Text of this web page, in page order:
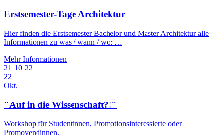
Erstsemester-Tage Architektur
Hier finden die Erstsemester Bachelor und Master Architektur alle
Informationen zu was / wann / wo: …
Mehr Informationen
21-10-22
22
Okt.
"Auf in die Wissenschaft?!"
Workshop für Studentinnen, Promotionsinteressierte oder
Promovendinnen.